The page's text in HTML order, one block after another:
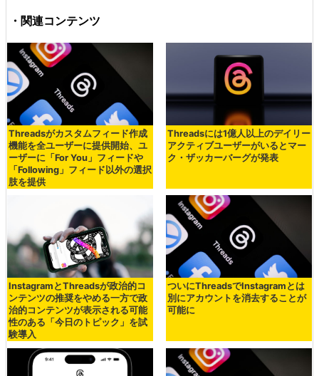
・関連コンテンツ
Threadsがカスタムフィード作成
機能を全ユーザーに提供開始、ユ
ーザーに「For You」フィードや
「Following」フィード以外の選択
肢を提供
Threadsには1億人以上のデイリー
アクティブユーザーがいるとマー
ク・ザッカーバーグが発表
InstagramとThreadsが政治的コ
ンテンツの推奨をやめる一方で政
治的コンテンツが表示される可能
性のある「今日のトピック」を試
験導入
ついにThreadsでInstagramとは
別にアカウントを消去することが
可能に